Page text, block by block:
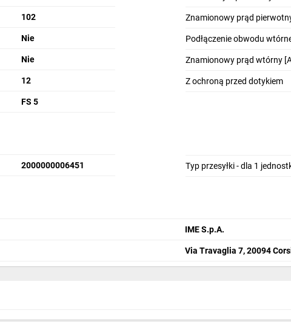
102
Nie
Nie
12
FS 5
Znamionowy prąd
Podłączenie obwodu
Znamionowy prąd wtórny
Z ochroną przed dotykiem
2000000006451 Typ przesyłki - dla 1
IME S.p.A.
Via Travaglia 7, 20094